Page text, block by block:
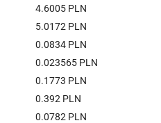
4.6005 PLN
5.0172 PLN
0.0834 PLN
0.023565 PLN
0.1773 PLN
0.392 PLN
0.0782 PLN